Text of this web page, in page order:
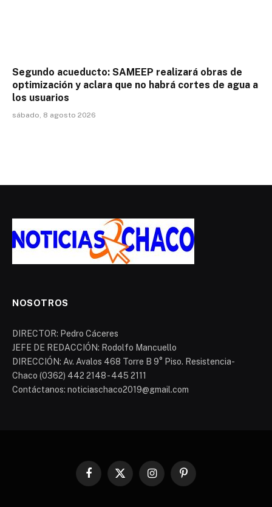
Segundo acueducto: SAMEEP realizará obras de
optimización y aclara que no habrá cortes de agua a
los usuarios
sábado, 8 agosto 2026
NOSOTROS
DIRECTOR: Pedro Cáceres
JEFE DE REDACCIÓN: Rodolfo Mancuello
DIRECCIÓN: Av. Avalos 468 Torre B 9° Piso. Resistencia-
Chaco (0362) 442 2148 - 445 2111
Contáctanos: noticiaschaco2019@gmail.com
Facebook
X
InstagramPinterest